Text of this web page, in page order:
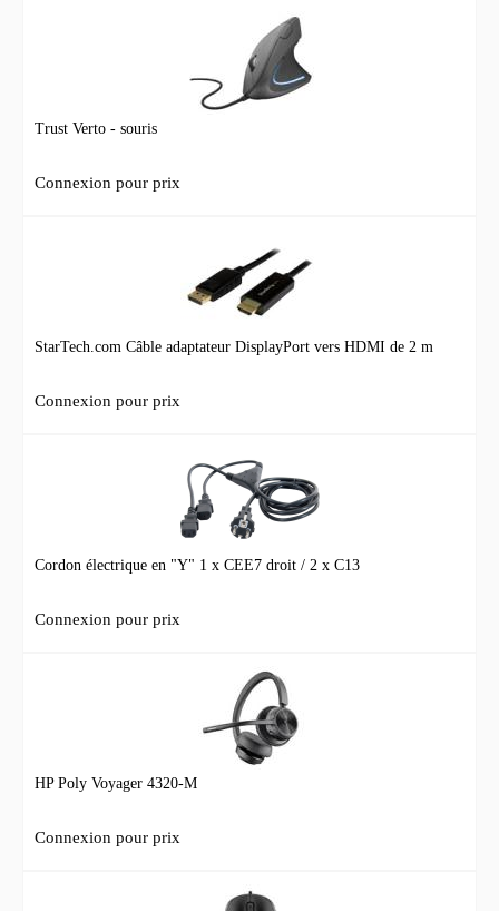
Trust Verto - souris
Connexion pour prix
StarTech.com Câble adaptateur DisplayPort vers HDMI de 2 m
Connexion pour prix
Cordon électrique en "Y" 1 x CEE7 droit / 2 x C13
Connexion pour prix
HP Poly Voyager 4320-M
Connexion pour prix